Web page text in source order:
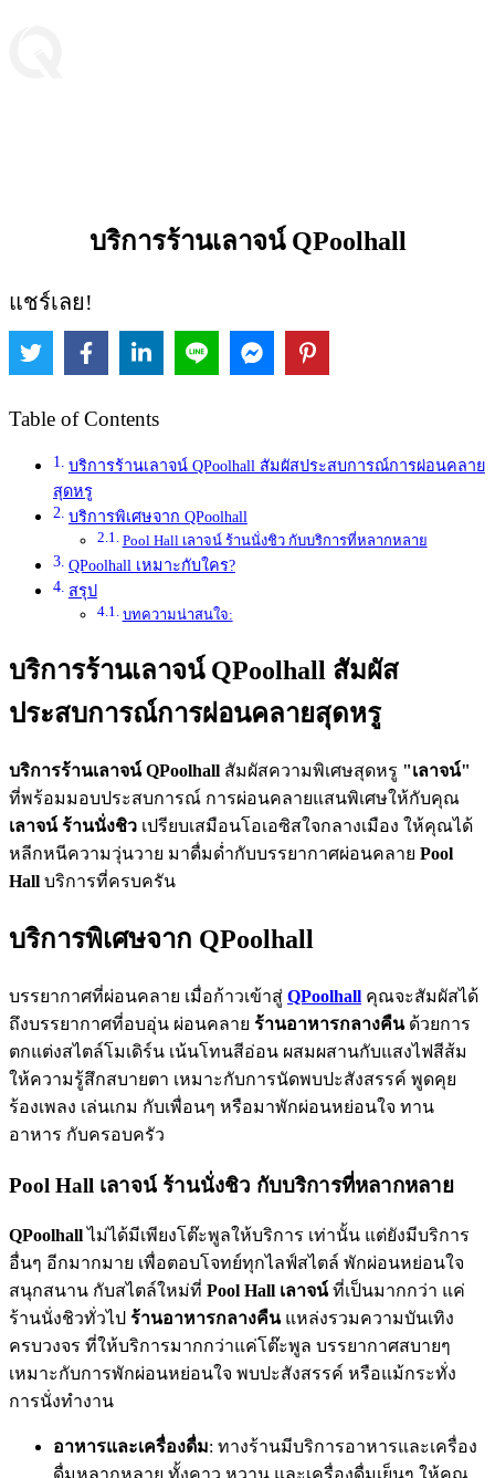
บริการร้านเลาจน์ QPoolhall
แชร์เลย!
Table of Contents
บริการร้านเลาจน์ QPoolhall สัมผัสประสบการณ์การผ่อนคลาย
สุดหรู
บริการพิเศษจาก QPoolhall
Pool Hall เลาจน์ ร้านนั่งชิว กับบริการที่หลากหลาย
QPoolhall เหมาะกับใคร?
สรุป
บทความน่าสนใจ:
บริการร้านเลาจน์ QPoolhall สัมผัส
ประสบการณ์การผ่อนคลายสุดหรู
บริการร้านเลาจน์ QPoolhall สัมผัสความพิเศษสุดหรู "เลาจน์"
ที่พร้อมมอบประสบการณ์ การผ่อนคลายแสนพิเศษให้กับคุณ
เลาจน์ ร้านนั่งชิว เปรียบเสมือนโอเอซิสใจกลางเมือง ให้คุณได้
หลีกหนีความวุ่นวาย มาดื่มด่ำกับบรรยากาศผ่อนคลาย Pool
Hall บริการที่ครบครัน
บริการพิเศษจาก QPoolhall
บรรยากาศที่ผ่อนคลาย เมื่อก้าวเข้าสู่ QPoolhall คุณจะสัมผัสได้
ถึงบรรยากาศที่อบอุ่น ผ่อนคลาย ร้านอาหารกลางคืนด้วยการ
ตกแต่งสไตล์โมเดิร์น เน้นโทนสีอ่อน ผสมผสานกับแสงไฟสีส้ม
ให้ความรู้สึกสบายตา เหมาะกับการนัดพบปะสังสรรค์ พูดคุย
ร้องเพลง เล่นเกม กับเพื่อนๆ หรือมาพักผ่อนหย่อนใจ ทาน
อาหาร กับครอบครัว
Pool Hall เลาจน์ ร้านนั่งชิว กับบริการที่หลากหลาย
QPoolhallไม่ได้มีเพียงโต๊ะพูลให้บริการ เท่านั้น แต่ยังมีบริการ
อื่นๆ อีกมากมาย เพื่อตอบโจทย์ทุกไลฟ์สไตล์ พักผ่อนหย่อนใจ
สนุกสนาน กับสไตล์ใหม่ที่ Pool Hall เลาจน์ที่เป็นมากกว่า แค่
ร้านนั่งชิวทั่วไป ร้านอาหารกลางคืนแหล่งรวมความบันเทิง
ครบวงจร ที่ให้บริการมากกว่าแค่โต๊ะพูล บรรยากาศสบายๆ
เหมาะกับการพักผ่อนหย่อนใจ พบปะสังสรรค์ หรือแม้กระทั่ง
การนั่งทำงาน
อาหารและเครื่องดื่ม: ทางร้านมีบริการอาหารและเครื่อง